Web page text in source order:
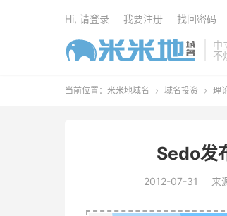
中
不
Hi, 请登录 我要注册 找回密码
当前位置： 米米地域名  域名投资  理
Sedo发
2012-07-31 来